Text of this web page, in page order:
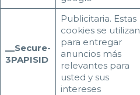
__Secure-
3PAPISID
Publicitaria. Estas
cookies se utilizan
para entregar
anuncios más
relevantes para
usted y sus
intereses